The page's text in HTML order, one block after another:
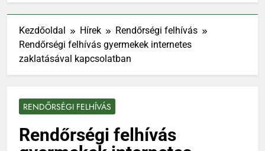
Kezdőoldal Hírek
Rendőrségi felhívás
Rendőrségi felhívás gyermekek internetes
zaklatásával kapcsolatban
RENDŐRSÉGI FELHÍVÁS
Rendőrségi felhívás